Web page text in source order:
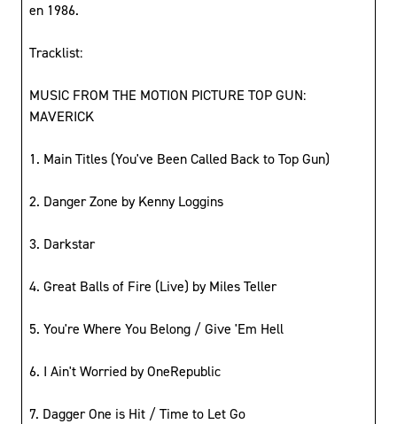
en 1986.
Tracklist:
MUSIC FROM THE MOTION PICTURE TOP GUN:
MAVERICK
1. Main Titles (You've Been Called Back to Top Gun)
2. Danger Zone by Kenny Loggins
3. Darkstar
4. Great Balls of Fire (Live) by Miles Teller
5. You're Where You Belong / Give 'Em Hell
6. I Ain't Worried by OneRepublic
7. Dagger One is Hit / Time to Let Go